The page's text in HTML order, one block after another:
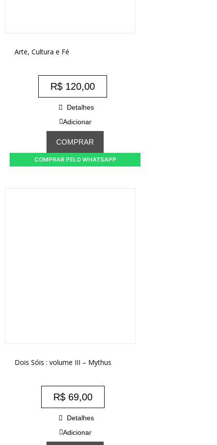
Arte, Cultura e Fé
R$ 120,00
Detalhes
Adicionar
COMPRAR
COMPRAR PELO WHATSAPP
Dois Sóis : volume III – Mythus
R$69,00
Detalhes
Adicionar